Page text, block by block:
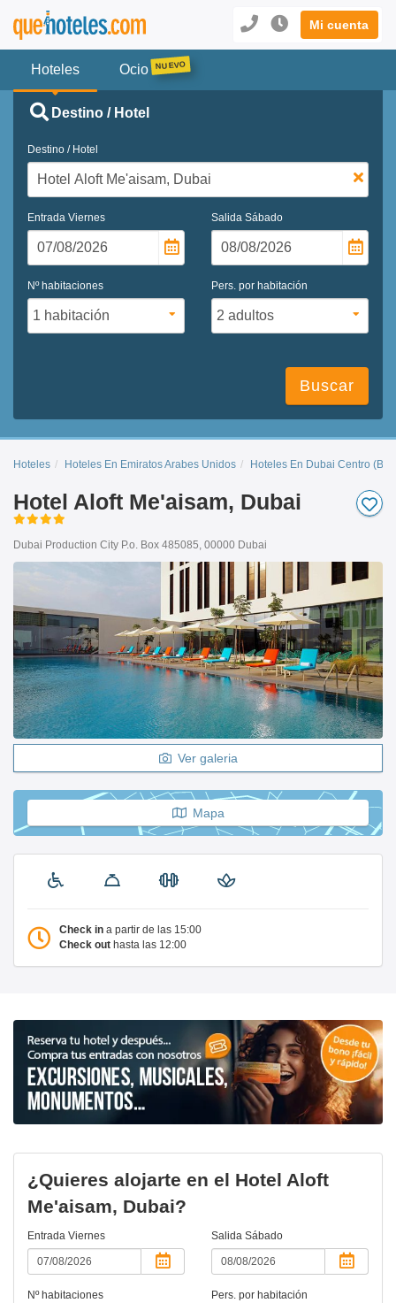
Mi cuenta
Hoteles Ocio
Destino / Hotel
Destino / Hotel
Entrada Viernes Salida Sábado
Nº habitaciones Pers. por habitación
Buscar
Hoteles Hoteles En Emiratos Arabes Unidos Hoteles En Dubai Centro
Hotel Aloft Me'aisam, Dubai
Dubai Production City P.o. Box 485085, 00000 Dubai
Ver galeria
Mapa
Check in a partir de las 15:00
Check out hasta las 12:00
¿Quieres alojarte en el Hotel Aloft
Me'aisam, Dubai?
Entrada Viernes Salida Sábado
Nº habitaciones Pers. por habitación